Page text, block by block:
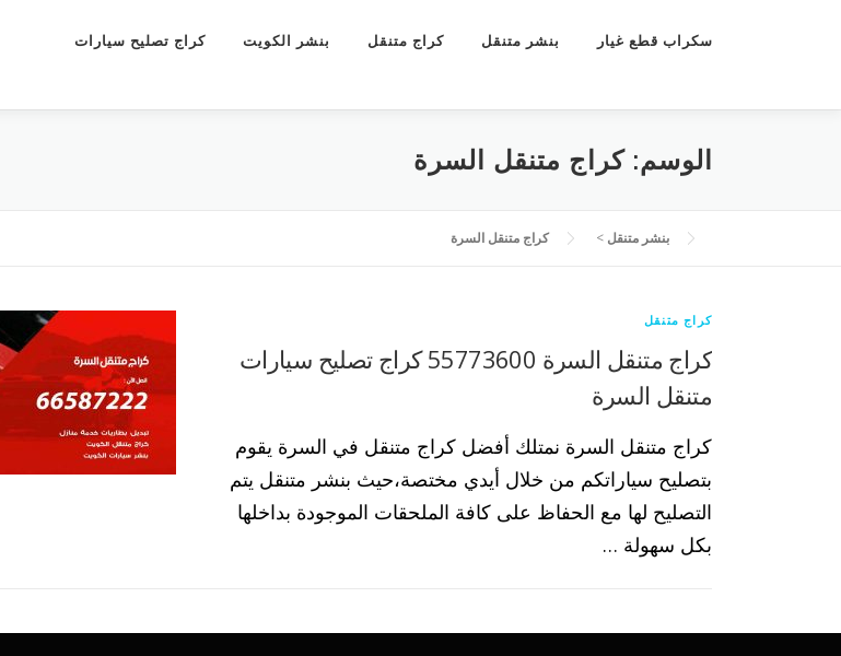
كراج تصليح سيارات بنشر الكويت كراج متنقل بنشر متنقل سكراب قطع غيار
الوسم:كراج متنقل السرة
بنشر متنقل > كراج متنقل السرة
كراج متنقل
كراج متنقل السرة 55773600 كراج تصليح سيارات
متنقل السرة
كراج متنقل السرة نمتلك أفضل كراج متنقل في السرة يقوم
بتصليح سياراتكم من خلال أيدي مختصة،حيث بنشر متنقل يتم
التصليح لها مع الحفاظ على كافة الملحقات الموجودة بداخلها
بكل سهولة …